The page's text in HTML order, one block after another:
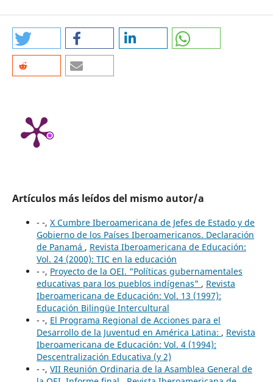
Artículos más leídos del mismo autor/a
- -, X Cumbre Iberoamericana de Jefes de Estado y de
Gobierno de los Países Iberoamericanos. Declaración
de Panamá , Revista Iberoamericana de Educación:
Vol. 24 (2000): TIC en la educación
- -, Proyecto de la OEI. "Políticas gubernamentales
educativas para los pueblos indígenas" , Revista
Iberoamericana de Educación: Vol. 13 (1997):
Educación Bilingüe Intercultural
- -, El Programa Regional de Acciones para el
Desarrollo de la Juventud en América Latina: , Revista
Iberoamericana de Educación: Vol. 4 (1994):
Descentralización Educativa (y 2)
- -, VII Reunión Ordinaria de la Asamblea General de